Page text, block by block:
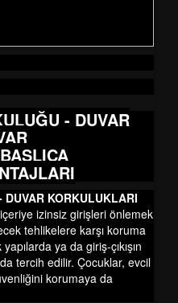
- DUVAR
DUVAR KORKULUKLARI
izinsiz girişleri önlemek
tehlikelere karşı koruma
ya da giriş-çıkışın
tercih edilir. Çocuklar, evcil
korumaya da